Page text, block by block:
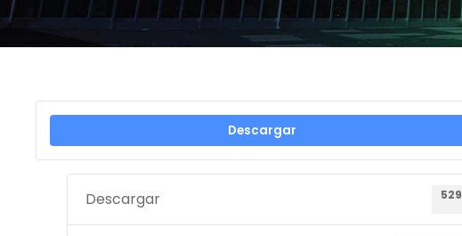
Descargar
Descargar 529